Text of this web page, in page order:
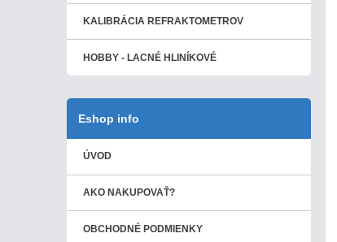
KALIBRÁCIA REFRAKTOMETROV
HOBBY - LACNÉ HLINÍKOVÉ
Eshop info
ÚVOD
AKO NAKUPOVAŤ?
OBCHODNÉ PODMIENKY